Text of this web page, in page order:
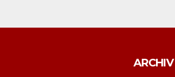
ARCHIV